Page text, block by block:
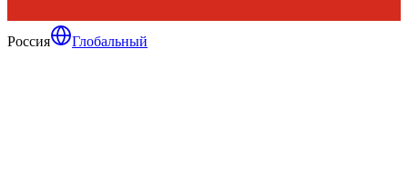
Россия Глобальный